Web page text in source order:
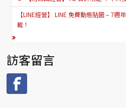
章
導
【LINE經營】 LINE 免費動態貼圖 – 7
載！
訪客留言